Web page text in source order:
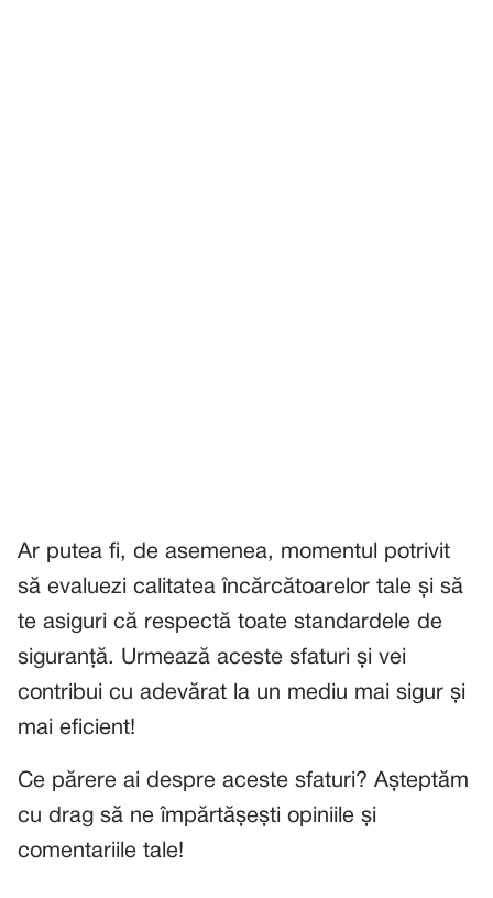
Ar putea fi, de asemenea, momentul potrivit
să evaluezi calitatea încărcătoarelor tale și să
te asiguri că respectă toate standardele de
siguranță. Urmează aceste sfaturi și vei
contribui cu adevărat la un mediu mai sigur și
mai eficient!
Ce părere ai despre aceste sfaturi? Așteptăm
cu drag să ne împărtășești opiniile și
comentariile tale!